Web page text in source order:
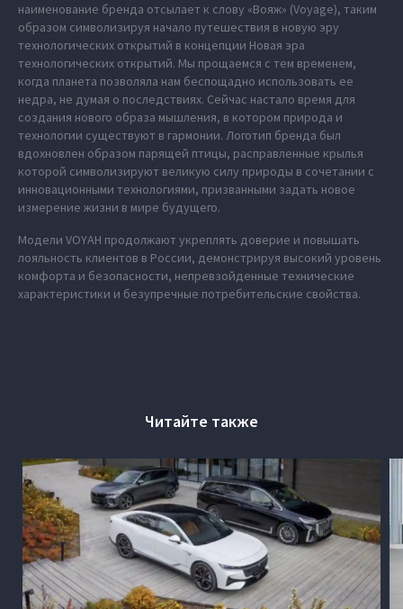
наименование бренда отсылает к слову «Вояж» (Voyage), таким
образом символизируя начало путешествия в новую эру
технологических открытий в концепции Новая эра
технологических открытий. Мы прощаемся с тем временем,
когда планета позволяла нам беспощадно использовать ее
недра, не думая о последствиях. Сейчас настало время для
создания нового образа мышления, в котором природа и
технологии существуют в гармонии. Логотип бренда был
вдохновлен образом парящей птицы, расправленные крылья
которой символизируют великую силу природы в сочетании с
инновационными технологиями, призванными задать новое
измерение жизни в мире будущего.
Модели VOYAH продолжают укреплять доверие и повышать
лояльность клиентов в России, демонстрируя высокий уровень
комфорта и безопасности, непревзойденные технические
характеристики и безупречные потребительские свойства.
Читайте также